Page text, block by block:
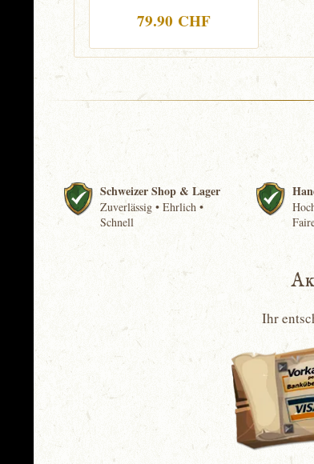
79.90 CHF
Schweizer Shop & Lager
Zuverlässig • Ehrlich •
Schnell
Ihr